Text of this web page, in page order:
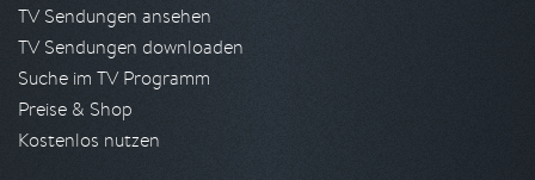
TV Sendungen ansehen
TV Sendungen downloaden
Suche im TV Programm
Preise & Shop
Kostenlos nutzen